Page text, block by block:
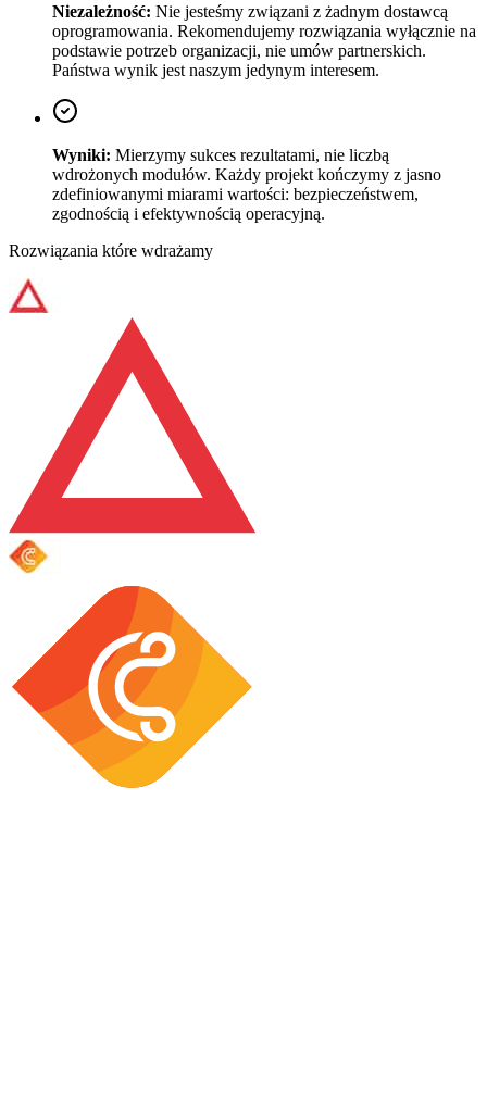
Niezależność: Nie jesteśmy związani z żadnym dostawcą
oprogramowania. Rekomendujemy rozwiązania wyłącznie na
podstawie potrzeb organizacji, nie umów partnerskich.
Państwa wynik jest naszym jedynym interesem.
Wyniki: Mierzymy sukces rezultatami, nie liczbą
wdrożonych modułów. Każdy projekt kończymy z jasno
zdefiniowanymi miarami wartości: bezpieczeństwem,
zgodnością i efektywnością operacyjną.
Rozwiązania które wdrażamy